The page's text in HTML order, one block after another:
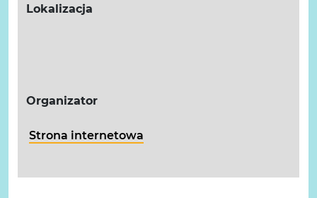
Lokalizacja
Organizator
Strona internetowa